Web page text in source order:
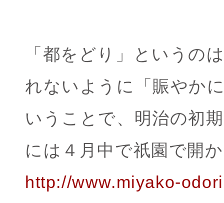
「都をどり」というの
れないように「賑やか
いうことで、明治の初
には４月中で祇園で開
http://www.miyako-